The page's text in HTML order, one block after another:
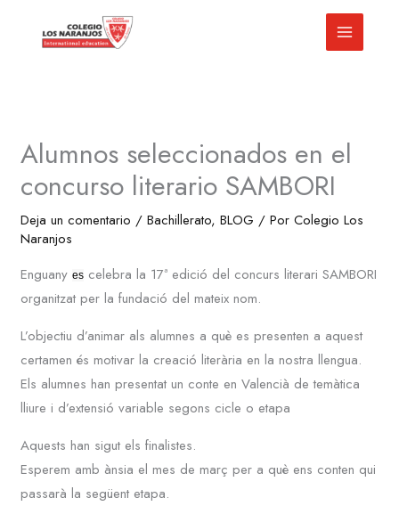
Alumnos seleccionados en el
concurso literario SAMBORI
Deja un comentario /Bachillerato,BLOG / PorColegio Los
Naranjos
Enguanyes celebra la 17ª edició del concurs literari SAMBORI
organitzat per la fundació del mateix nom.
L’objectiu d’animar als alumnes a què es presenten a aquest
certamen és motivar la creació literària en la nostra llengua.
Els alumnes han presentat un conte en Valencià de temàtica
lliure i d’extensió variable segons cicle o etapa
Aquests han sigut els finalistes.
Esperem amb ànsia el mes de març per a què ens conten qui
passarà la següent etapa.